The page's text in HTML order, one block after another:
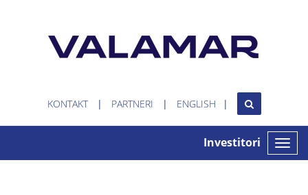
KONTAKT PARTNERI ENGLISH
Toggle
Investitori